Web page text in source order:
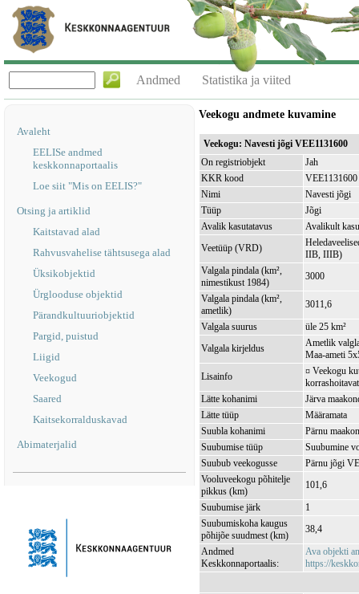
Andmed Statistika ja viited
Avaleht
EELISe andmed
keskkonnaportaalis
Loe siit "Mis on EELIS?"
Otsing ja artiklid
Kaitstavad alad
Rahvusvahelise tähtsusega alad
Üksikobjektid
Ürglooduse objektid
Pärandkultuuriobjektid
Pargid, puistud
Liigid
Veekogud
Saared
Kaitsekorralduskavad
Abimaterjalid
Veekogu andmete kuvamine
Veekogu: Navesti jõgi VEE1131600
On registriobjekt
Jah
KKR kood
VEE1131600
Nimi
Navesti jõgi
Tüüp
Jõgi
Avalik kasutatavus
Avalikult
Veetüüp (VRD)
IIB, IIIB)
Valgala pindala (km²,
nimestikust 1984)
3000
Valgala pindala (km²,
ametlik)
3011,6
Valgala suurus
üle 25 km²
Valgala kirjeldus
Ametlik
Maa-ameti
Lisainfo
¤ Veekogu
Lätte kohanimi
Järva
Lätte tüüp
Määramata
Suubla kohanimi
Pärnu
Suubumise tüüp
Suubumine
Suubub veekogusse
Pärnu jõgi
Vooluveekogu põhitelje
pikkus (km)
101,6
Suubumise järk
1
Suubumiskoha kaugus
põhijõe suudmest (km)
38,4
Andmed
Keskkonnaportaalis:
Ava objekti
https://